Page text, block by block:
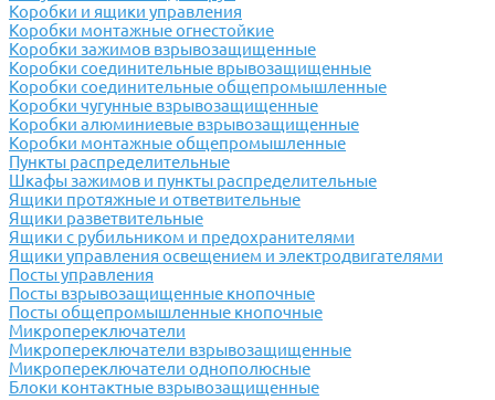
Коробки и ящики управления
Коробки монтажные огнестойкие
Коробки зажимов взрывозащищенные
Коробки соединительные врывозащищенные
Коробки соединительные общепромышленные
Коробки чугунные взрывозащищенные
Коробки алюминиевые взрывозащищенные
Коробки монтажные общепромышленные
Пункты распределительные
Шкафы зажимов и пункты распределительные
Ящики протяжные и ответвительные
Ящики разветвительные
Ящики с рубильником и предохранителями
Ящики управления освещением и электродвигателями
Посты управления
Посты взрывозащищенные кнопочные
Посты общепромышленные кнопочные
Микропереключатели
Микропереключатели взрывозащищенные
Микропереключатели однополюсные
Блоки контактные взрывозащищенные